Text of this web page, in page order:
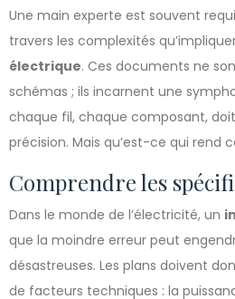
Une main experte est souvent
travers les complexités
électrique. Ces documents ne
schémas ; ils incarnent une
chaque fil, chaque composant,
précision. Mais qu’est-ce qui rend
Comprendre les
Dans le monde de l’électricité, un
que la moindre erreur peut
désastreuses. Les plans doivent
de facteurs techniques : la